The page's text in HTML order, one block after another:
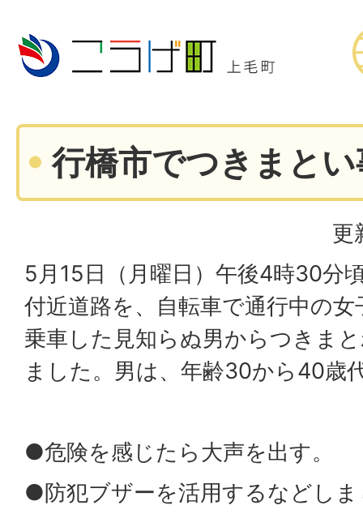
行橋市でつきまと
更
5月15日（月曜日）午後4時30分
付近道路を、自転車で通行中の
乗車した見知らぬ男からつきま
ました。男は、年齢30から40歳
●危険を感じたら大声を出す。
●防犯ブザーを活用するなどし